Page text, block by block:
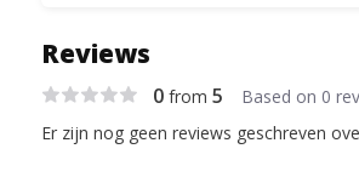
Reviews
0from 5
Based on 0
Er zijn nog geen reviews geschreven